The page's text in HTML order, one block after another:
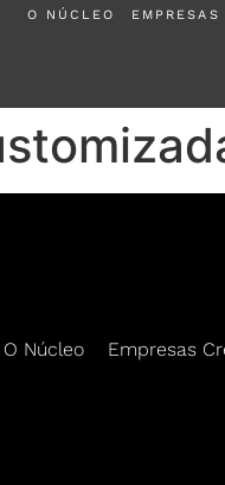
O NÚCLEO
O Núcleo Empresas